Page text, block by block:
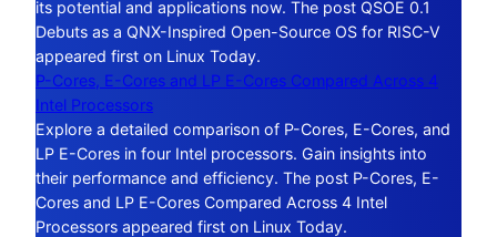
its potential and applications now. The post QSOE 0.1
Debuts as a QNX-Inspired Open-Source OS for RISC-V
appeared first on Linux Today.
P-Cores, E-Cores and LP E-Cores Compared Across 4
Intel Processors
Explore a detailed comparison of P-Cores, E-Cores, and
LP E-Cores in four Intel processors. Gain insights into
their performance and efficiency. The post P-Cores, E-
Cores and LP E-Cores Compared Across 4 Intel
Processors appeared first on Linux Today.